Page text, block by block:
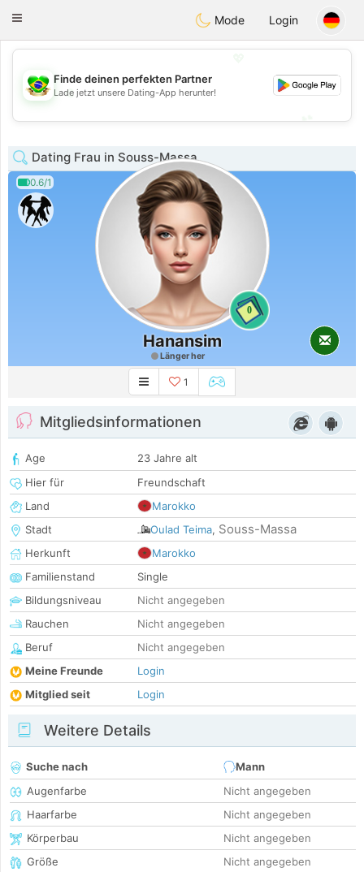
Conversar
Toggle
Mode Login
💖
💕
Finde deinen perfekten Partner
Lade jetzt unsere Dating-App herunter!
Dating Frau in Souss-Massa
0.6/1
0
Hanansim
Länger her
1
Mitgliedsinformationen
Age
23 Jahre alt
Hier für
Freundschaft
Land
Marokko
Stadt
Oulad Teima, Souss-Massa
Herkunft
Marokko
Familienstand
Single
Bildungsniveau
Nicht angegeben
Rauchen
Nicht angegeben
Beruf
Nicht angegeben
Meine Freunde
Login
Mitglied seit
Login
Weitere Details
Suche nach
Mann
Augenfarbe
Nicht angegeben
Haarfarbe
Nicht angegeben
Körperbau
Nicht angegeben
Größe
Nicht angegeben